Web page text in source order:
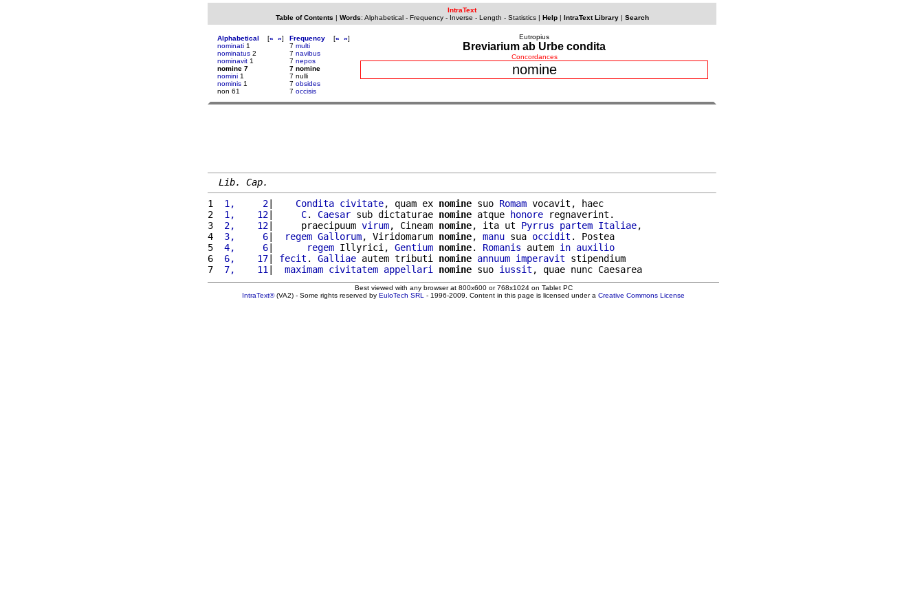
IntraText
Table of Contents | Words: Alphabetical- Frequency- Inverse - Length - Statistics| Help| IntraText Library| Search
Alphabetical [« »]
nominati 1
nominatus 2
nominavit 1
nomine 7
nomini 1
nominis 1
non 61
Frequency [« »]
7 multi
7 navibus
7 nepos
7 nomine
7 nulli
7 obsides
7 occisis
Eutropius
Breviarium ab Urbe condita
Concordances
nomine
Lib. Cap.
1
1,     2| Condita civitate, quam ex nomine suo Romam vocavit, haec
2
1,    12| C. Caesar sub dictaturae nomine atque honore regnaverint.
3
2,    12|     praecipuum virum, Cineam nomine, ita ut Pyrrus partem Italiae,
4
3,     6| regem Gallorum, Viridomarum nomine, manu sua occidit . Postea
5
4,     6| regem Illyrici, Gentium nomine. Romanis autem in auxilio
6
6,    17| fecit . Galliae autem tributi nomine annuum imperavit stipendium
7
7,    11 | maximam civitatem appellari nomine suo iussit
Best viewed with any browser at 800x600 or 768x1024 on Tablet PC
IntraText®(VA2) - Some rights reserved by EuloTech SRL - 1996-2009. Content in this page is licensed under a Creative Commons License